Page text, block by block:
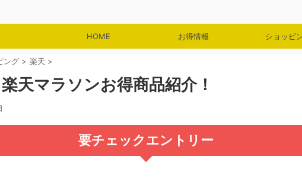
HOME お得情報 ショッピ
ング > 楽天 >
楽天マラソンお得商品紹介！
要チェックエントリー